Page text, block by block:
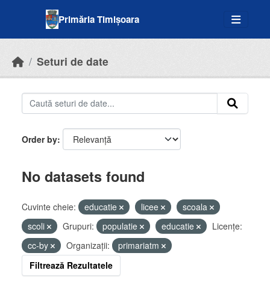
Primăria Timișoara
Seturi de date
Order by
No datasets found
Cuvinte cheie: educatie licee
scoala
scoli
Grupuri: populatie educatie
Licenţe:
cc-by
Organizații:
primariatm
Filtrează Rezultatele